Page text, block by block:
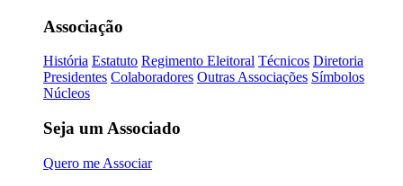
Associação
História Estatuto Regimento Eleitoral Técnicos Diretoria
Presidentes Colaboradores Outras Associações Símbolos
Núcleos
Seja um Associado
Quero me Associar